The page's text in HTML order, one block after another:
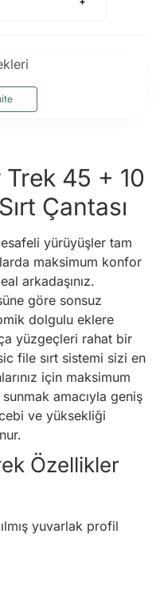
45 + 10
Çantası
yürüyüşler tam
maksimum konfor
arkadaşınız.
göre sonsuz
dolgulu eklere
yüzgeçleri rahat bir
file sırt sistemi sizi en
için maksimum
amacıyla geniş
ve yüksekliği
Özellikler
yuvarlak profil